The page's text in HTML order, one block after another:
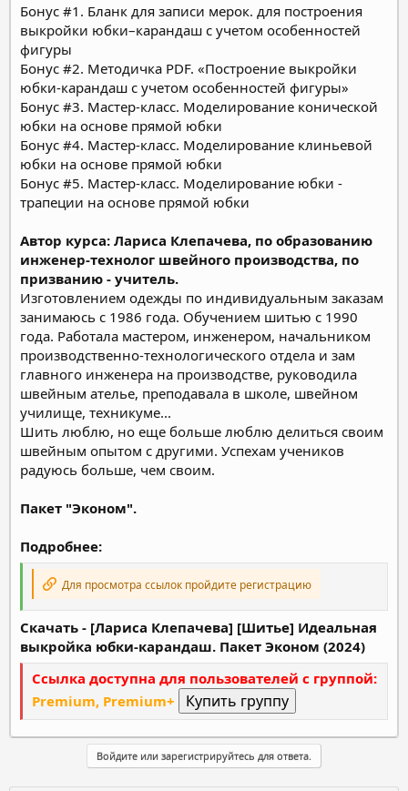
Бонус #1. Бланк для записи мерок. для построения
выкройки юбки–карандаш с учетом особенностей
фигуры
Бонус #2. Методичка PDF. «Построение выкройки
юбки-карандаш с учетом особенностей фигуры»
Бонус #3. Мастер-класс. Моделирование конической
юбки на основе прямой юбки
Бонус #4. Мастер-класс. Моделирование клиньевой
юбки на основе прямой юбки
Бонус #5. Мастер-класс. Моделирование юбки -
трапеции на основе прямой юбки
Автор курса: Лариса Клепачева, по образованию
инженер-технолог швейного производства, по
призванию - учитель.
Изготовлением одежды по индивидуальным заказам
занимаюсь с 1986 года. Обучением шитью с 1990
года. Работала мастером, инженером, начальником
производственно-технологического отдела и зам
главного инженера на производстве, руководила
швейным ателье, преподавала в школе, швейном
училище, техникуме...
Шить люблю, но еще больше люблю делиться своим
швейным опытом с другими. Успехам учеников
радуюсь больше, чем своим.
Пакет "Эконом".
Подробнее:
Для просмотра ссылок пройдите регистрацию
Скачать - [Лариса Клепачева] [Шитье] Идеальная
выкройка юбки-карандаш. Пакет Эконом (2024)
Ссылка доступна для пользователей с группой:
Premium, Premium+
Войдите или зарегистрируйтесь для ответа.